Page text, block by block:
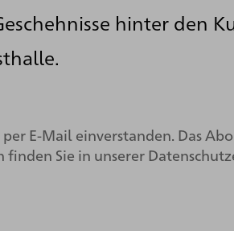
hinter den
E-Mail einverstanden. Das
Sie in unserer